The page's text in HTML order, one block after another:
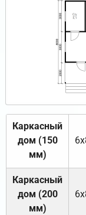
Каркасный
дом (150
мм)
Каркасный
дом (200
мм)